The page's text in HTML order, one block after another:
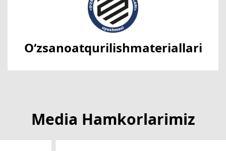
O‘zsanoatqurilishmateriallari
Media Hamkorlarimiz